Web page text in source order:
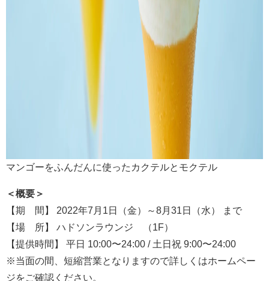
マンゴーをふんだんに使ったカクテルとモクテル
＜概要＞
【期 間】 2022年7月1日（金）～8月31日（水） まで
【場 所】 ハドソンラウンジ （1F）
【提供時間】 平日 10:00〜24:00 / 土日祝 9:00〜24:00
※当面の間、短縮営業となりますので詳しくはホームペー
ジをご確認ください。